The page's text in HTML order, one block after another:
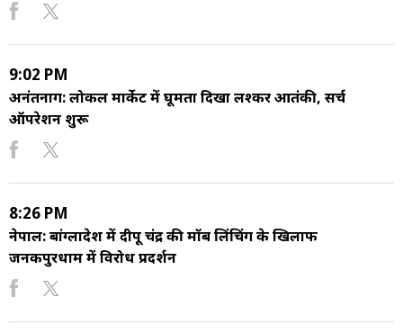
9:02 PM
अनंतनाग: लोकल मार्केट में घूमता दिखा लश्कर आतंकी, सर्च
ऑपरेशन शुरू
8:26 PM
नेपाल: बांग्लादेश में दीपू चंद्र की मॉब लिंचिंग के खिलाफ
जनकपुरधाम में विरोध प्रदर्शन